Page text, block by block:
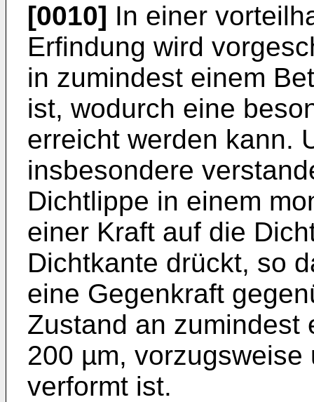
[0010] In einer
Erfindung wird
in zumindest einem
ist, wodurch eine
erreicht werden kann.
insbesondere
Dichtlippe in einem
einer Kraft auf die
Dichtkante drückt, so
eine Gegenkraft
Zustand an zumindest
200 µm,
verformt ist.